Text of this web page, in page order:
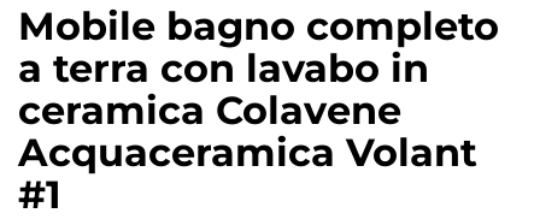
Mobile bagno completo
a terra con lavabo in
ceramica Colavene
Acquaceramica Volant
#1